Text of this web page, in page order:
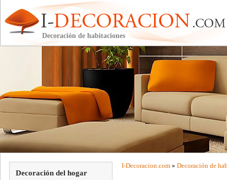
Decoración de habitaciones
Decoración del hogar
I-Decoracion.com » Decoración de